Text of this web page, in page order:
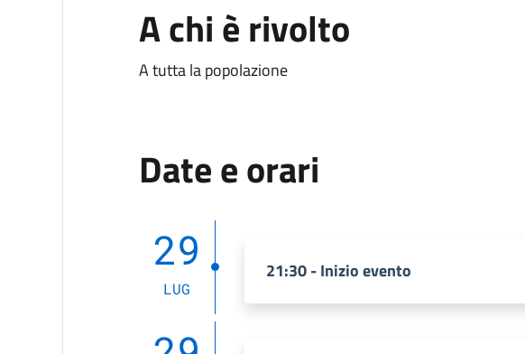
A chi è rivolto
A tutta la popolazione
Date e orari
29
LUG
21:30 - Inizio evento